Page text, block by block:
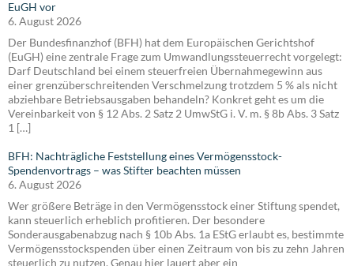
EuGH vor
6. August 2026
Der Bundesfinanzhof (BFH) hat dem Europäischen Gerichtshof
(EuGH) eine zentrale Frage zum Umwandlungssteuerrecht vorgelegt:
Darf Deutschland bei einem steuerfreien Übernahmegewinn aus
einer grenzüberschreitenden Verschmelzung trotzdem 5 % als nicht
abziehbare Betriebsausgaben behandeln? Konkret geht es um die
Vereinbarkeit von § 12 Abs. 2 Satz 2 UmwStG i. V. m. § 8b Abs. 3 Satz
1 […]
BFH: Nachträgliche Feststellung eines Vermögensstock-
Spendenvortrags – was Stifter beachten müssen
6. August 2026
Wer größere Beträge in den Vermögensstock einer Stiftung spendet,
kann steuerlich erheblich profitieren. Der besondere
Sonderausgabenabzug nach § 10b Abs. 1a EStG erlaubt es, bestimmte
Vermögensstockspenden über einen Zeitraum von bis zu zehn Jahren
steuerlich zu nutzen. Genau hier lauert aber ein